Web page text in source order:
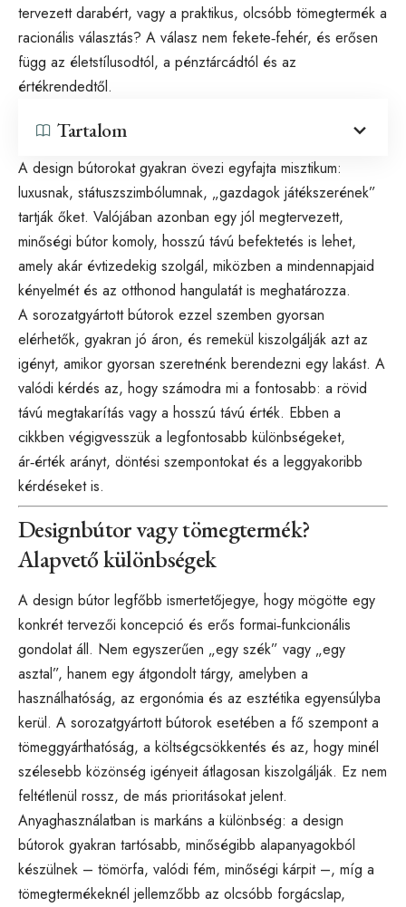
tervezett darabért, vagy a praktikus, olcsóbb tömegtermék a
racionális választás? A válasz nem fekete‑fehér, és erősen
függ az életstílusodtól, a pénztárcádtól és az
értékrendedtől.
Tartalom
A design bútorokat gyakran övezi egyfajta misztikum:
luxusnak, státuszszimbólumnak, „gazdagok játékszerének”
tartják őket. Valójában azonban egy jól megtervezett,
minőségi bútor komoly, hosszú távú befektetés is lehet,
amely akár évtizedekig szolgál, miközben a mindennapjaid
kényelmét és az otthonod hangulatát is meghatározza.
A sorozatgyártott bútorok ezzel szemben gyorsan
elérhetők, gyakran jó áron, és remekül kiszolgálják azt az
igényt, amikor gyorsan szeretnénk berendezni egy lakást. A
valódi kérdés az, hogy számodra mi a fontosabb: a rövid
távú megtakarítás vagy a hosszú távú érték. Ebben a
cikkben végigvesszük a legfontosabb különbségeket,
ár‑érték arányt, döntési szempontokat és a leggyakoribb
kérdéseket is.
Designbútor vagy tömegtermék?
Alapvető különbségek
A design bútor legfőbb ismertetőjegye, hogy mögötte egy
konkrét tervezői koncepció és erős formai‑funkcionális
gondolat áll. Nem egyszerűen „egy szék” vagy „egy
asztal”, hanem egy átgondolt tárgy, amelyben a
használhatóság, az ergonómia és az esztétika egyensúlyba
kerül. A sorozatgyártott bútorok esetében a fő szempont a
tömeggyárthatóság, a költségcsökkentés és az, hogy minél
szélesebb közönség igényeit átlagosan kiszolgálják. Ez nem
feltétlenül rossz, de más prioritásokat jelent.
Anyaghasználatban is markáns a különbség: a design
bútorok gyakran tartósabb, minőségibb alapanyagokból
készülnek – tömörfa, valódi fém, minőségi kárpit –, míg a
tömegtermékeknél jellemzőbb az olcsóbb forgácslap,